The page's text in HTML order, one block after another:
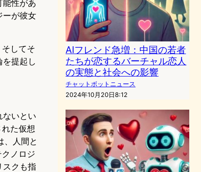
能性があ
ーが彼女
してそ
提起し
ないとい
た仮想
、人間と
ノロジ
スクも指
AIフレンド急増：中国の若者
たちが恋するバーチャル恋人
の実態と社会への影響
チャットボットニュース
2024年10月20日8:12